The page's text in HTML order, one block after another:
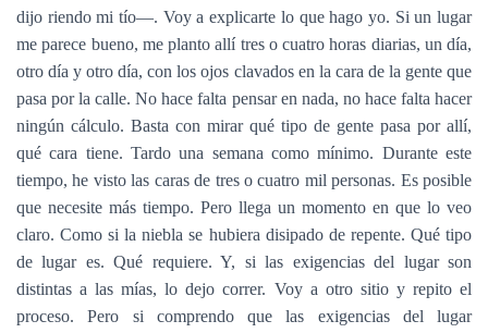
dijo riendo mi tío—. Voy a explicarte lo que hago yo. Si un lugar
me parece bueno, me planto allí tres o cuatro horas diarias, un día,
otro día y otro día, con los ojos clavados en la cara de la gente que
pasa por la calle. No hace falta pensar en nada, no hace falta hacer
ningún cálculo. Basta con mirar qué tipo de gente pasa por allí,
qué cara tiene. Tardo una semana como mínimo. Durante este
tiempo, he visto las caras de tres o cuatro mil personas. Es posible
que necesite más tiempo. Pero llega un momento en que lo veo
claro. Como si la niebla se hubiera disipado de repente. Qué tipo
de lugar es. Qué requiere. Y, si las exigencias del lugar son
distintas a las mías, lo dejo correr. Voy a otro sitio y repito el
proceso. Pero si comprendo que las exigencias del lugar